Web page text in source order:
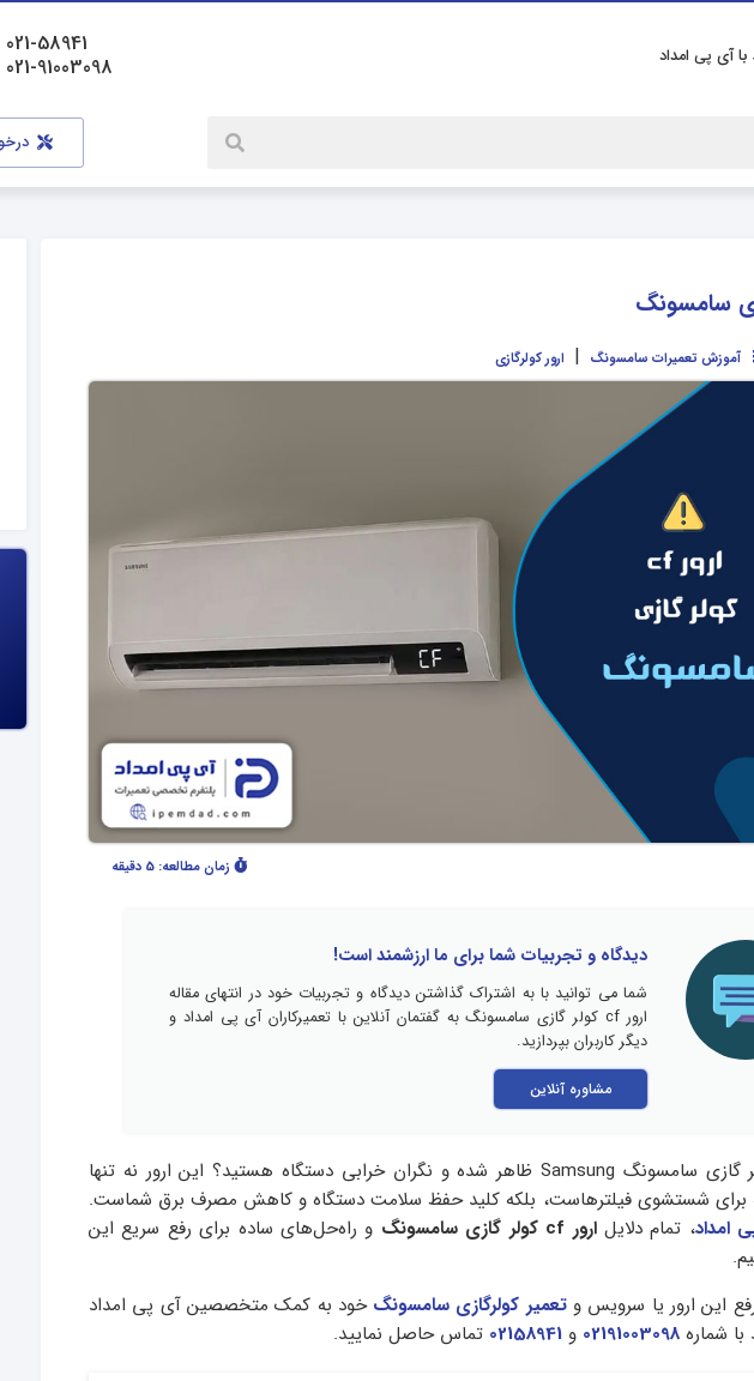
با آی پی امداد
021-58941
021-91003098
آموزش تعمیرات سامسونگ | ارور کولرگازی
زمان مطالعه: 5 دقیقه
دیدگاه و تجربیات شما برای ما ارزشمند است!
شما می توانید با به اشتراک گذاشتن دیدگاه و تجربیات خود در انتهای مقاله
ارور cf کولر گازی سامسونگ به گفتمان آنلاین با تعمیرکاران آی پی امداد و
دیگر کاربران بپردازید.
مشاوره آنلاین
آیا کد CF روی کولر گازی سامسونگ Samsung ظاهر شده و نگران خرابی دستگاه هستید؟ این ارور نه تنها
برای شستشوی فیلترهاست، بلکه کلید حفظ سلامت دستگاه و کاهش مصرف برق شماست.
امداد، تمام دلایل ارور cf کولر گازی سامسونگ
و راه‌حل‌های ساده برای رفع سریع این
این ارور یا سرویس وتعمیر کولرگازی سامسونگ خود به کمک متخصصین آی پی امداد
با شماره02191003098 و 02158941 تماس حاصل نمایید.